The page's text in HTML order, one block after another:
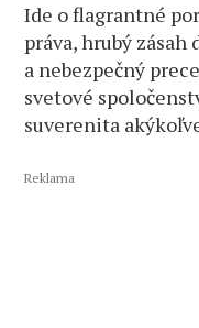
Ide o flagrantné
práva, hrubý
a nebezpečný
svetové
suverenita
Reklama